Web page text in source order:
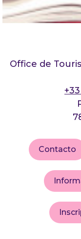
Office de
Contacto